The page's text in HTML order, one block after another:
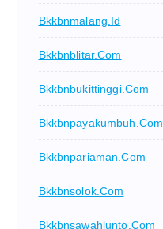
Bkkbnmalang.id
Bkkbnblitar.com
Bkkbnbukittinggi.com
Bkkbnpayakumbuh.com
Bkkbnpariaman.com
Bkkbnsolok.com
Bkkbnsawahlunto.com